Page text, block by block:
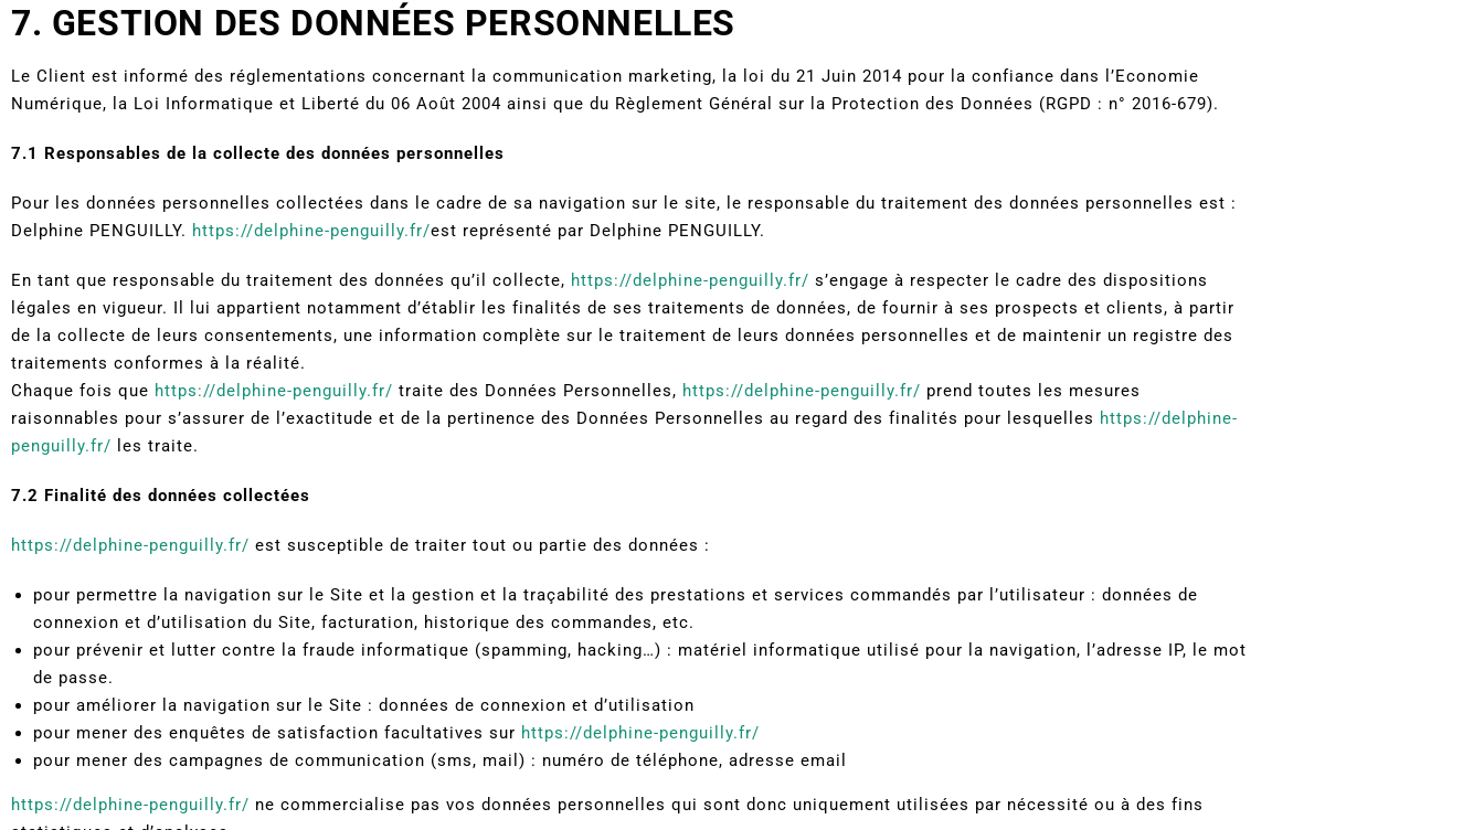
7. GESTION DES DONNÉES PERSONNELLES
Le Client est informé des réglementations concernant la communication marketing, la loi du 21 Juin 2014 pour la confiance dans l’Economie
Numérique, la Loi Informatique et Liberté du 06 Août 2004 ainsi que du Règlement Général sur la Protection des Données (RGPD : n° 2016-679).
7.1 Responsables de la collecte des données personnelles
Pour les données personnelles collectées dans le cadre de sa navigation sur le site, le responsable du traitement des données personnelles est :
Delphine PENGUILLY. https://delphine-penguilly.fr/est représenté par Delphine PENGUILLY.
En tant que responsable du traitement des données qu’il collecte, https://delphine-penguilly.fr/ s’engage à respecter le cadre des dispositions
légales en vigueur. Il lui appartient notamment d’établir les finalités de ses traitements de données, de fournir à ses prospects et clients, à partir
de la collecte de leurs consentements, une information complète sur le traitement de leurs données personnelles et de maintenir un registre des
traitements conformes à la réalité.
Chaque fois que https://delphine-penguilly.fr/ traite des Données Personnelles, https://delphine-penguilly.fr/ prend toutes les mesures
raisonnables pour s’assurer de l’exactitude et de la pertinence des Données Personnelles au regard des finalités pour lesquelles https://delphine-
penguilly.fr/ les traite.
7.2 Finalité des données collectées
https://delphine-penguilly.fr/ est susceptible de traiter tout ou partie des données :
pour permettre la navigation sur le Site et la gestion et la traçabilité des prestations et services commandés par l’utilisateur : données de
connexion et d’utilisation du Site, facturation, historique des commandes, etc.
pour prévenir et lutter contre la fraude informatique (spamming, hacking…) : matériel informatique utilisé pour la navigation, l’adresse IP, le mot
de passe.
pour améliorer la navigation sur le Site : données de connexion et d’utilisation
pour mener des enquêtes de satisfaction facultatives sur https://delphine-penguilly.fr/
pour mener des campagnes de communication (sms, mail) : numéro de téléphone, adresse email
https://delphine-penguilly.fr/ ne commercialise pas vos données personnelles qui sont donc uniquement utilisées par nécessité ou à des fins